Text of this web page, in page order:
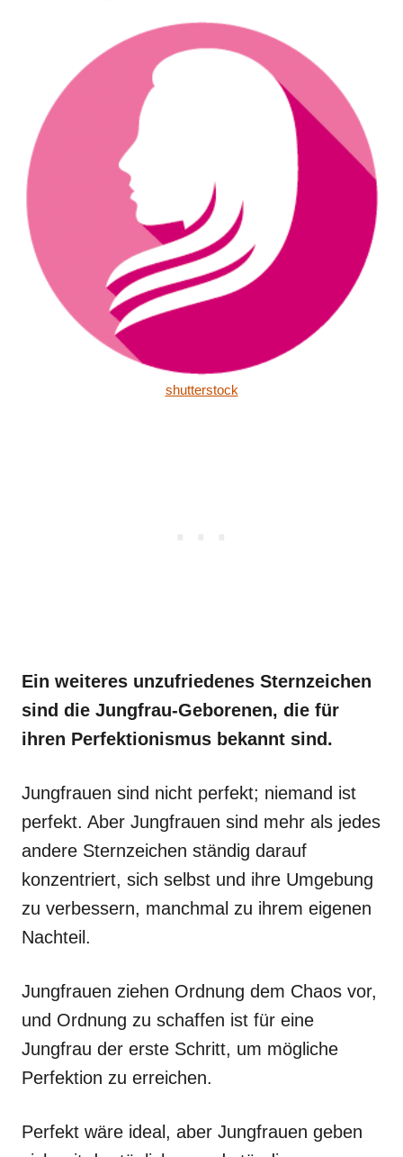
shutterstock
Ein weiteres unzufriedenes Sternzeichen
sind die Jungfrau-Geborenen, die für
ihren Perfektionismus bekannt sind.
Jungfrauen sind nicht perfekt; niemand ist
perfekt. Aber Jungfrauen sind mehr als jedes
andere Sternzeichen ständig darauf
konzentriert, sich selbst und ihre Umgebung
zu verbessern, manchmal zu ihrem eigenen
Nachteil.
Jungfrauen ziehen Ordnung dem Chaos vor,
und Ordnung zu schaffen ist für eine
Jungfrau der erste Schritt, um mögliche
Perfektion zu erreichen.
Perfekt wäre ideal, aber Jungfrauen geben